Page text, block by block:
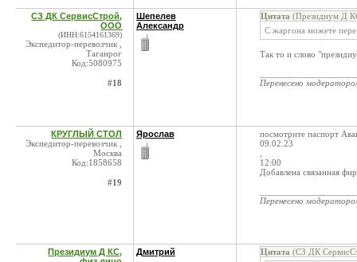
СЗ ДК СервисСтрой,
ООО
(ИНН:6154161369)
Экспедитор-перевозчик ,
Таганрог
Код:5080975
#18
Шепелев
Александр
Цитата (Президиум Д
С жаргона можете
Так то и слово
Перенесено
КРУГЛЫЙ СТОЛ
Экспедитор-перевозчик ,
Москва
Код:1858658
#19
Ярослав
посмотрите паспорт
09.02.23
12:00
Добавлена связанная
Перенесено
Президиум Д КС,
Дмитрий Цитата (СЗ ДК